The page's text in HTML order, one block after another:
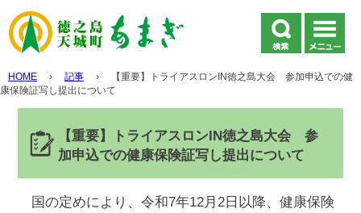
HOME › 記事 ›
【重要】トライアスロンIN徳之島大会 参加申込での健
康保険証写し提出について
【重要】トライアスロンIN徳之島大会 参
加申込での健康保険証写し提出について
国の定めにより、令和7年12月2日以降、健康保険